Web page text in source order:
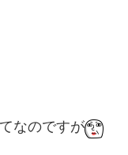
なのですが